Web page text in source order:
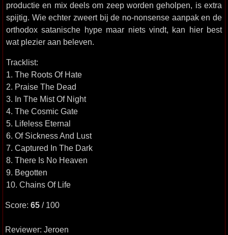
productie en mix deels om zeep worden geholpen, is extra
spijtig. Wie echter zweert bij de no-nonsense aanpak en de
orthodox satanische hype maar niets vindt, kan hier best
wat plezier aan beleven.
Tracklist:
1. The Roots Of Hate
2. Praise The Dead
3. In The Mist Of Night
4. The Cosmic Gate
5. Lifeless Eternal
6. Of Sickness And Lust
7. Captured In The Dark
8. There Is No Heaven
9. Begotten
10. Chains Of Life
Score: 65 / 100
Reviewer: Jeroen